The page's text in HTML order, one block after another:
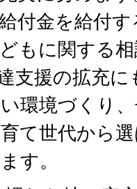
付金を給付
もに関する
支援の拡充
環境づくり
て世代から
す。